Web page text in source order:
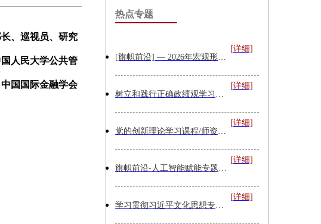
、巡视员、研究
人民大学公共管
国国际金融学会
热点专题
[旗帜前沿] — 2026年宏观形势课程专题
[详细]
树立和践行正确政绩观学习教育培训专题_课程及专家讲师推荐
[详细]
党的创新理论学习课程/师资推荐
[详细]
旗帜前沿-人工智能赋能专题培训
[详细]
学习贯彻习近平文化思想专题培训课程主题及师资
[详细]